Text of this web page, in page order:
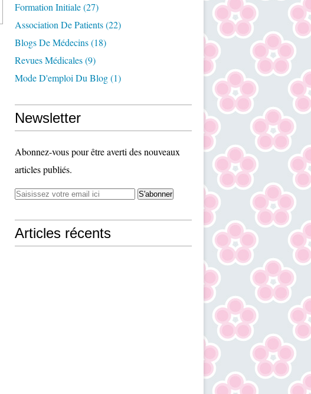
Formation Initiale(27)
Association De Patients(22)
Blogs De Médecins(18)
Revues Médicales(9)
Mode D'emploi Du Blog(1)
Newsletter
Abonnez-vous pour être averti des nouveaux
articles publiés.
Articles récents